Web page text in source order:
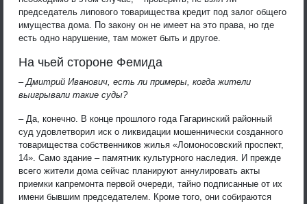
председатель липового товарищества кредит под залог общего
имущества дома. По закону он не имеет на это права, но где
есть одно нарушение, там может быть и другое.
На чьей стороне Фемида
– Дмитрий Иванович, есть ли примеры, когда жители
выигрывали такие суды?
– Да, конечно. В конце прошлого года Гагаринский районный
суд удовлетворил иск о ликвидации мошеннически созданного
товарищества собственников жилья «Ломоносовский проспект,
14». Само здание – памятник культурного наследия. И прежде
всего жители дома сейчас планируют аннулировать акты
приемки капремонта первой очереди, тайно подписанные от их
имени бывшим председателем. Кроме того, они собираются